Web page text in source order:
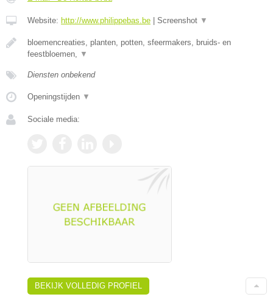
Website: http://www.philippebas.be Screenshot ▼
bloemencreaties, planten, potten, sfeermakers, bruids- en
feestbloemen, ▼
Diensten onbekend
Openingstijden ▼
Sociale media:
BEKIJK VOLLEDIG PROFIEL